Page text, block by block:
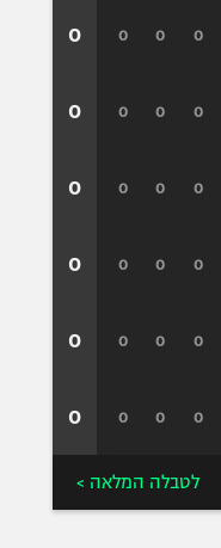
0
0
0
0
0
0
0
0
0
0
0
0
0
0
0
0
0
0
0
0
0
0
0
0
לטבלה המלאה >